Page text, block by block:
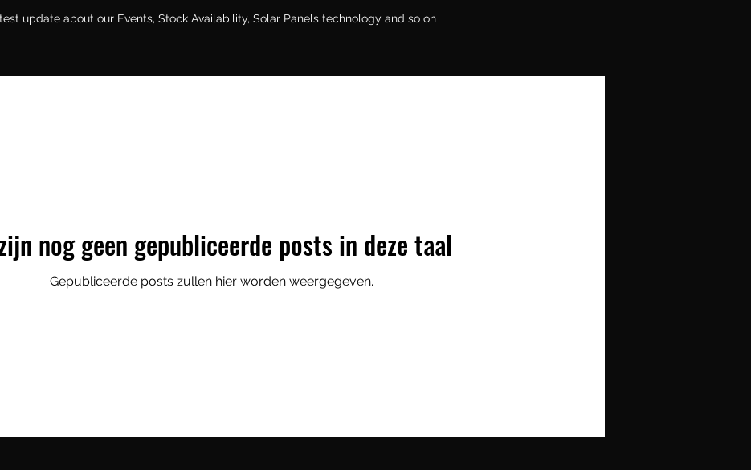
update about our Events, Stock Availability, Solar Panels technology and so on
nog geen gepubliceerde posts in deze taal
Gepubliceerde posts zullen hier worden weergegeven.